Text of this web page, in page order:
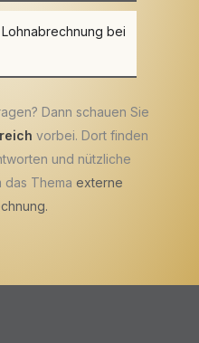
bei
Dann schauen Sie
vorbei. Dort finden
und nützliche
das Themaexterne
.